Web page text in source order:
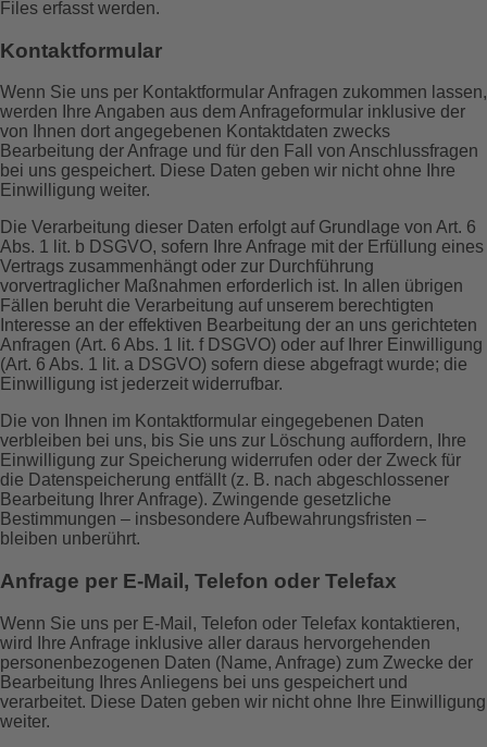
Files erfasst werden.
Kontaktformular
Wenn Sie uns per Kontaktformular Anfragen zukommen lassen,
werden Ihre Angaben aus dem Anfrageformular inklusive der
von Ihnen dort angegebenen Kontaktdaten zwecks
Bearbeitung der Anfrage und für den Fall von Anschlussfragen
bei uns gespeichert. Diese Daten geben wir nicht ohne Ihre
Einwilligung weiter.
Die Verarbeitung dieser Daten erfolgt auf Grundlage von Art. 6
Abs. 1 lit. b DSGVO, sofern Ihre Anfrage mit der Erfüllung eines
Vertrags zusammenhängt oder zur Durchführung
vorvertraglicher Maßnahmen erforderlich ist. In allen übrigen
Fällen beruht die Verarbeitung auf unserem berechtigten
Interesse an der effektiven Bearbeitung der an uns gerichteten
Anfragen (Art. 6 Abs. 1 lit. f DSGVO) oder auf Ihrer Einwilligung
(Art. 6 Abs. 1 lit. a DSGVO) sofern diese abgefragt wurde; die
Einwilligung ist jederzeit widerrufbar.
Die von Ihnen im Kontaktformular eingegebenen Daten
verbleiben bei uns, bis Sie uns zur Löschung auffordern, Ihre
Einwilligung zur Speicherung widerrufen oder der Zweck für
die Datenspeicherung entfällt (z. B. nach abgeschlossener
Bearbeitung Ihrer Anfrage). Zwingende gesetzliche
Bestimmungen – insbesondere Aufbewahrungsfristen –
bleiben unberührt.
Anfrage per E-Mail, Telefon oder Telefax
Wenn Sie uns per E-Mail, Telefon oder Telefax kontaktieren,
wird Ihre Anfrage inklusive aller daraus hervorgehenden
personenbezogenen Daten (Name, Anfrage) zum Zwecke der
Bearbeitung Ihres Anliegens bei uns gespeichert und
verarbeitet. Diese Daten geben wir nicht ohne Ihre Einwilligung
weiter.